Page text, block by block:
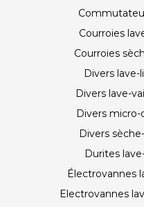
Courroies
Courroies
Divers lave-
Divers lave-
Divers micro-
Divers
Durites
Électrovannes
Electrovannes